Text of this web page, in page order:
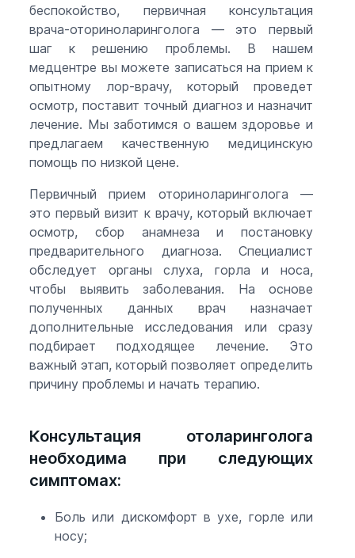
беспокойство, первичная консультация
врача-оториноларинголога — это первый
шаг к решению проблемы. В нашем
медцентре вы можете записаться на прием к
опытному лор-врачу, который проведет
осмотр, поставит точный диагноз и назначит
лечение. Мы заботимся о вашем здоровье и
предлагаем качественную медицинскую
помощь по низкой цене.
Первичный прием оториноларинголога —
это первый визит к врачу, который включает
осмотр, сбор анамнеза и постановку
предварительного диагноза. Специалист
обследует органы слуха, горла и носа,
чтобы выявить заболевания. На основе
полученных данных врач назначает
дополнительные исследования или сразу
подбирает подходящее лечение. Это
важный этап, который позволяет определить
причину проблемы и начать терапию.
Консультация отоларинголога
необходима при следующих
симптомах:
Боль или дискомфорт в ухе, горле или
носу;